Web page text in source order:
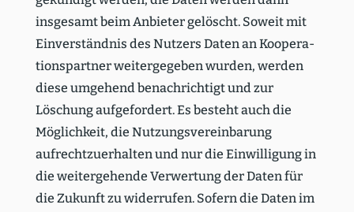
insgesamt beim Anbieter gelöscht. Soweit mit
Einver­ständnis des Nutzers Daten an Koope­ra­
ti­ons­partner weiter­ge­geben wurden, werden
diese umgehend benach­richtigt und zur
Löschung aufge­fordert. Es besteht auch die
Möglichkeit, die Nutzungs­ver­ein­barung
aufrecht­zu­er­halten und nur die Einwil­ligung in
die weiter­ge­hende Verwertung der Daten für
die Zukunft zu wider­rufen. Sofern die Daten im